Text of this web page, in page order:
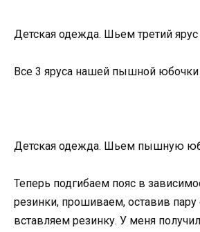
Детская одежда. Шьем третий
Все 3 яруса нашей пышной юбочки
Детская одежда. Шьем пышную
Теперь подгибаем пояс в
резинки, прошиваем, оставив
вставляем резинку. У меня